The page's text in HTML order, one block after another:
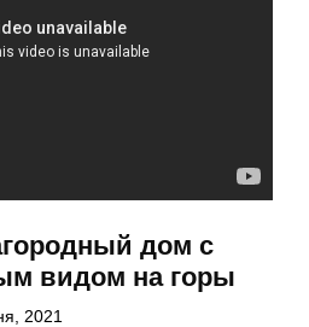
дом с
видом на горы
2021